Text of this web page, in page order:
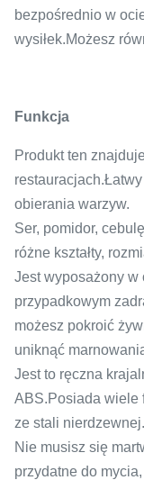
bezpośrednio w
wysiłek.Możesz
Funkcja
Produkt ten
obierania warzyw.
Ser, pomidor,
różne kształty,
Jest wyposażony w
przypadkowym
możesz pokroić
uniknąć
Jest to ręczna
ABS.Posiada wiele
ze stali nierdzewnej.
Nie musisz się
przydatne do